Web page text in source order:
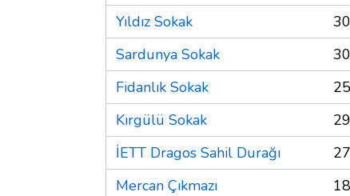
Yıldız Sokak
Sardunya Sokak
Fidanlık Sokak
Kırgülü Sokak
İETT Dragos Sahil Durağı
Mercan Çıkmazı